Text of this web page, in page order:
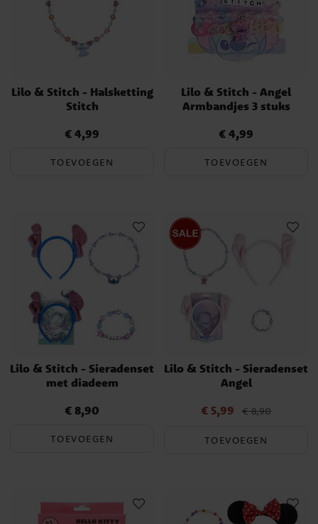
Lilo & Stitch - Halsketting
Stitch
Prijs :€ 4,99
€ 4,99
TOEVOEGEN
Lilo & Stitch - Angel
Armbandjes 3 stuks
Prijs :€ 4,99
€ 4,99
TOEVOEGEN
Lilo & Stitch - Sieradenset
met diadeem
Prijs :€ 8,90
€ 8,90
TOEVOEGEN
Lilo & Stitch - Sieradenset
Angel
Actuele prijs € 5,99Vorige
prijs € 8,90
€ 5,99 € 8,90
TOEVOEGEN